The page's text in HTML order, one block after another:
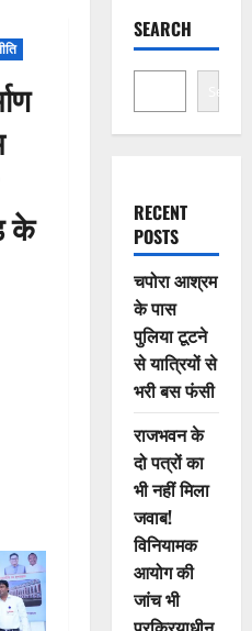
के
SEARCH
Search
RECENT
POSTS
चपोरा आश्रम
के पास
पुलिया टूटने
से यात्रियों से
भरी बस फंसी
राजभवन के
दो पत्रों का
भी नहीं मिला
जवाब!
विनियामक
आयोग की
जांच भी